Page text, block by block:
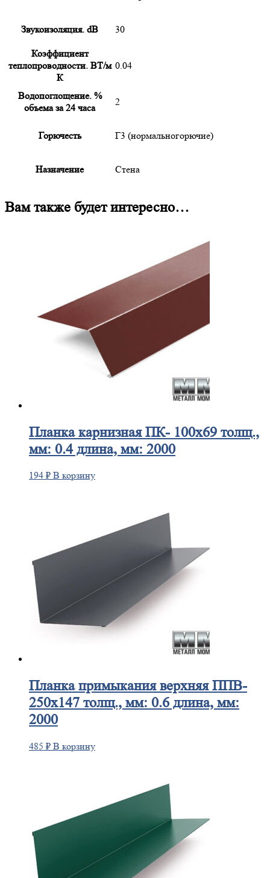
Звукоизоляция. dB 30
Коэффициент
теплопроводности. ВТ/м
К
0.04
Водопоглощение. %
объема за 24 часа
2
Горючесть Г3 (нормальногорючие)
Назначение Стена
Вам также будет интересно…
Планкакарнизная ПК- 100х69 толщ.,
мм: 0.4 длина, мм: 2000
194 ₽ В корзину
Планкапримыкания верхняя ППВ-
250х147 толщ., мм: 0.6 длина, мм:
2000
485 ₽ В корзину